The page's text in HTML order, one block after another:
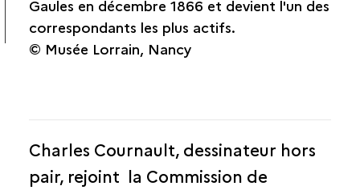
Étienne Castagné
Gabriel Bulliot
Gaules en décembre 1866 et devient l'un des
correspondants les plus actifs.
© Musée Lorrain, Nancy
Charles Cournault, dessinateur hors
pair, rejoint la Commission de